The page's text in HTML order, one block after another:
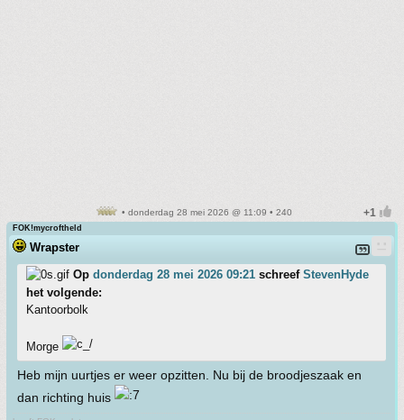
• donderdag 28 mei 2026 @ 11:09 • 240
FOK!mycroftheld
Wrapster
Op donderdag 28 mei 2026 09:21 schreef StevenHyde
het volgende:
Kantoorbolk
Morge
Heb mijn uurtjes er weer opzitten. Nu bij de broodjeszaak en
dan richting huis